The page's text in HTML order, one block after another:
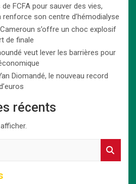
FCFA pour sauver des vies,
renforce son centre d’hémodialyse
s’offre un choc explosif
de finale
veut lever les barrières pour
Diomandé, le nouveau record
récents